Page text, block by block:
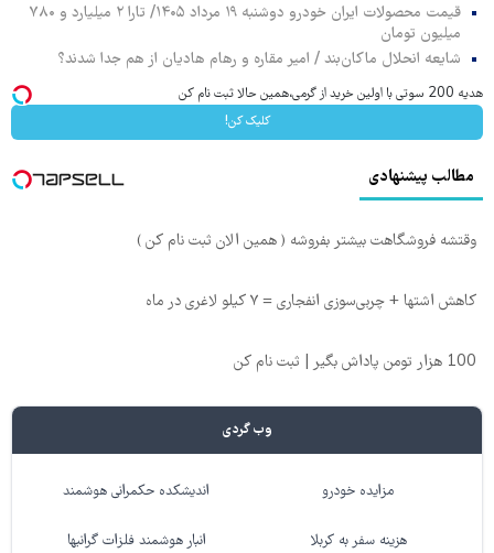
قیمت محصولات ایران خودرو دوشنبه ۱۹ مرداد ۱۴۰۵/ تارا ۲ میلیارد و ۷۸۰
میلیون تومان
شایعه انحلال ماکان‌بند / امیر مقاره و رهام هادیان از هم جدا شدند؟
هدیه 200 سوتی با اولین خرید از گرمی،همین حالا ثبت نام کن
کلیک کن!
مطالب پیشنهادی
وقتشه فروشگاهت بیشتر بفروشه ( همین الان ثبت نام کن )
کاهش اشتها + چربی‌سوزی انفجاری = ۷ کیلو لاغری در ماه
100 هزار تومن پاداش بگیر | ثبت نام کن
وب گردی
مزایده خودرو اندیشکده حکمرانی هوشمند
هزینه سفر به کربلا انبار هوشمند فلزات گرانبها